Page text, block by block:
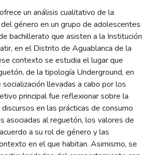
un análisis cualitativo de la
género en un grupo de adolescentes
bachillerato que asisten a la Institución
en el Distrito de Aguablanca de la
contexto se estudia el lugar que
de la tipología Underground, en
llevadas a cabo por los
principal fue reflexionar sobre la
en las prácticas de consumo
asociadas al reguetón, los valores de
a su rol de género y las
en el que habitan. Asimismo, se